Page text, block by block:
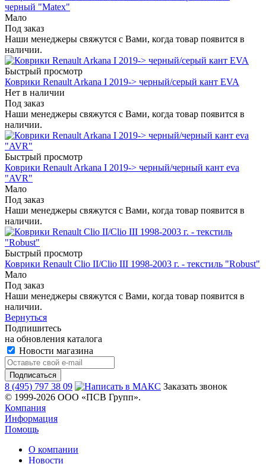
черный "Matex"
Мало
Под заказ
Наши менеджеры свяжутся с Вами, когда товар появится в
наличии.
Быстрый просмотр
Коврики Renault Arkana I 2019-> черный/серый кант EVA
Нет в наличии
Под заказ
Наши менеджеры свяжутся с Вами, когда товар появится в
наличии.
Быстрый просмотр
Коврики Renault Arkana I 2019-> черный/черный кант eva
"AVR"
Мало
Под заказ
Наши менеджеры свяжутся с Вами, когда товар появится в
наличии.
Быстрый просмотр
Коврики Renault Clio II/Clio III 1998-2003 г. - текстиль "Robust"
Мало
Под заказ
Наши менеджеры свяжутся с Вами, когда товар появится в
наличии.
Вернуться
Подпишитесь
на обновления каталога
Новости магазина
8 (495) 797 38 09
Заказать звонок
© 1999-2026 ООО «ПСВ Групп».
Компания
Информация
Помощь
О компании
Новости